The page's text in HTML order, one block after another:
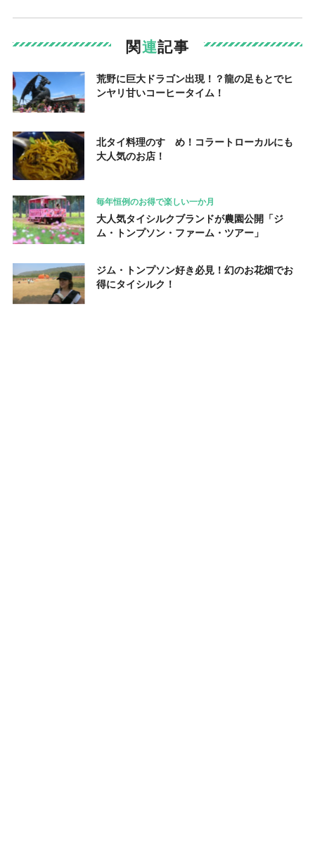
関連記事
荒野に巨大ドラゴン出現！？龍の足もとでヒ
ンヤリ甘いコーヒータイム！
北タイ料理のすゝめ！コラートローカルにも
大人気のお店！
毎年恒例のお得で楽しい一か月
大人気タイシルクブランドが農園公開「ジ
ム・トンプソン・ファーム・ツアー」
ジム・トンプソン好き必見！幻のお花畑でお
得にタイシルク！